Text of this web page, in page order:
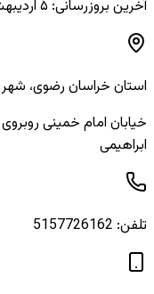
آخرین بروزرسانی: ۵ اردیبهشت ۱۴۰۵
استان خراسان رضوی، شهر
ابراهیمی
تلفن: 5157726162